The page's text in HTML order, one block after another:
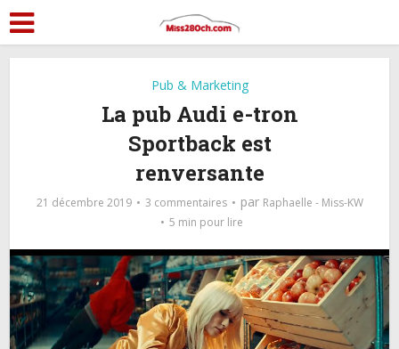
Pub & Marketing
La pub Audi e-tron
Sportback est
renversante
21 décembre 2019 3 commentaires par Raphaelle - Miss-KW
5 min pour lire